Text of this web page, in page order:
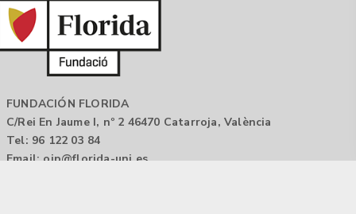
FUNDACIÓN FLORIDA
C/Rei En Jaume I, nº 2 46470 Catarroja, València
Tel: 96 122 03 84
Email: oip@florida-uni.es